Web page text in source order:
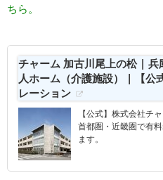
ちら。
チャーム 加古川尾上の松 |
人ホーム（介護施設） | 【公
レーション
【公式】株式会社チ
首都圏・近畿圏で有
ます。